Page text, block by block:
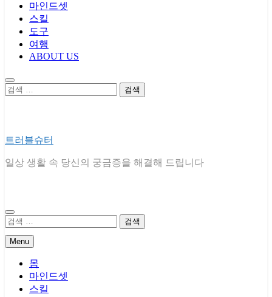
마인드셋
스킬
도구
여행
ABOUT US
검
트러블슈터
일상 생활 속 당신의 궁금증을 해결해 드립니다
검
Menu
몸
마인드셋
스킬